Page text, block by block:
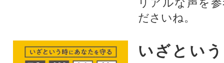
リアルな声を
ださいね。
いざとい